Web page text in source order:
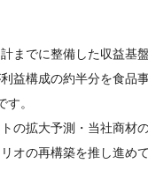
までに整備した収益
益構成の約半分を食
。
の拡大予測・当社商
オの再構築を推し進めて